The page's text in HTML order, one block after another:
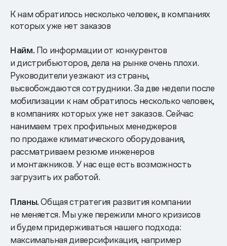
К нам обратилось несколько человек, в компаниях
которых уже нет заказов
Найм. По информации от конкурентов
и дистрибьюторов, дела на рынке очень плохи.
Руководители уезжают из страны,
высвобождаются сотрудники. За две недели после
мобилизации к нам обратилось несколько человек,
в компаниях которых уже нет заказов. Сейчас
нанимаем трех профильных менеджеров
по продаже климатического оборудования,
рассматриваем резюме инженеров
и монтажников. У нас еще есть возможность
загрузить их работой.
Планы.Общая стратегия развития компании
не меняется. Мы уже пережили много кризисов
и будем придерживаться нашего подхода:
максимальная диверсификация, например